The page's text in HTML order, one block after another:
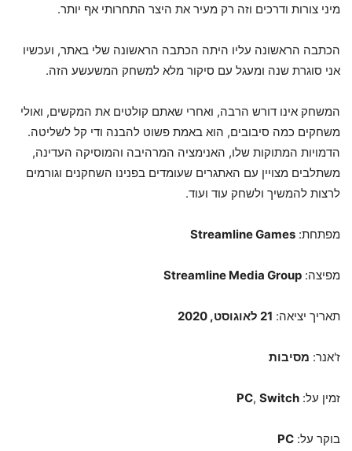
מיני צורות ודרכים וזה רק מעיר את היצר התחרותי אף יותר.
הכתבה הראשונה עליו היתה הכתבה הראשונה שלי באתר, ועכשיו
אני סוגרת שנה ומעגל עם סיקור מלא למשחק המשעשע הזה.
המשחק אינו דורש הרבה, ואחרי שאתם קולטים את המקשים, ואולי
משחקים כמה סיבובים, הוא באמת פשוט להבנה ודי קל לשליטה.
הדמויות המתוקות שלו, האנימציה המרהיבה והמוסיקה העדינה,
משתלבים מצויין עם האתגרים שעומדים בפנינו השחקנים וגורמים
לרצות להמשיך ולשחק עוד ועוד.
מפתחת: Streamline Games
מפיצה: Streamline Media Group
תאריך יציאה: 21 לאוגוסט, 2020
ז'אנר: מסיבות
זמין על: PC, Switch
בוקר על: PC